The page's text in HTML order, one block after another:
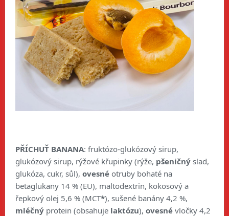
PŘÍCHUŤ BANANA: fruktózo-glukózový sirup,
glukózový sirup, rýžové křupinky (rýže, pšeničný slad,
glukóza, cukr, sůl), ovesné otruby bohaté na
betaglukany 14 % (EU), maltodextrin, kokosový a
řepkový olej 5,6 % (MCT*), sušené banány 4,2 %,
mléčný protein (obsahuje laktózu), ovesné vločky 4,2